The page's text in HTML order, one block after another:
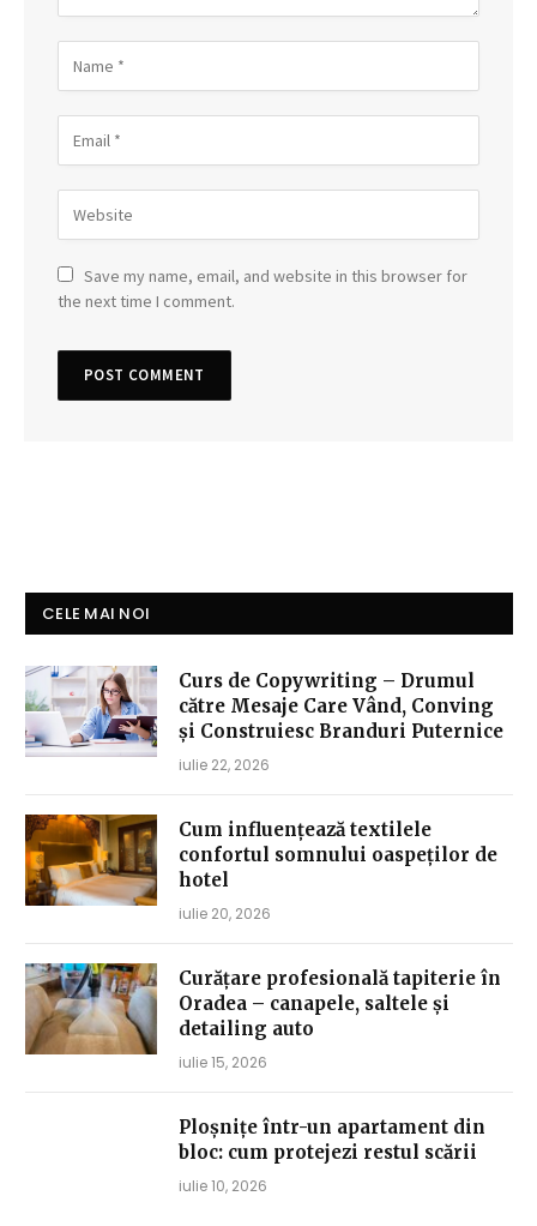
Save my name, email, and website in this browser for
the next time I comment.
CELE MAI NOI
Curs de Copywriting – Drumul
către Mesaje Care Vând, Conving
și Construiesc Branduri Puternice
iulie 22, 2026
Cum influențează textilele
confortul somnului oaspeților de
hotel
iulie 20, 2026
Curățare profesională tapiterie în
Oradea – canapele, saltele și
detailing auto
iulie 15, 2026
Ploșnițe într-un apartament din
bloc: cum protejezi restul scării
iulie 10, 2026